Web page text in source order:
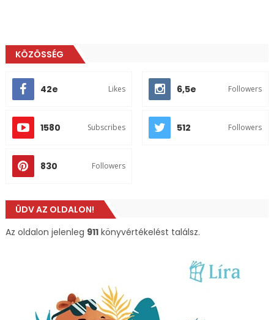
KÖZÖSSÉG
42e Likes 6,5e Followers
1580 Subscribes 512 Followers
830 Followers
ÜDV AZ OLDALON!
Az oldalon jelenleg 911könyvértékelést találsz.